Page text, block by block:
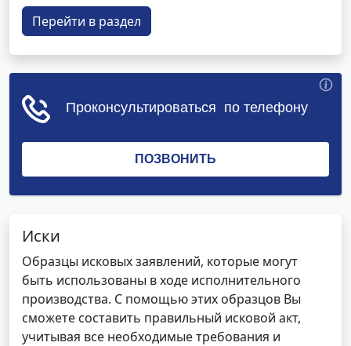
Перейти в раздел
Иски
Образцы исковых заявлений, которые могут
быть использованы в ходе исполнительного
производства. С помощью этих образцов Вы
сможете составить правильный исковой акт,
учитывая все необходимые требования и